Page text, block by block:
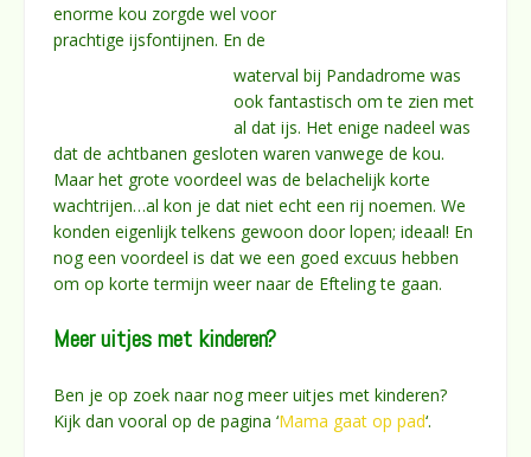
enorme kou zorgde wel voor
prachtige ijsfontijnen. En de
waterval bij Pandadrome was
ook fantastisch om te zien met
al dat ijs. Het enige nadeel was
dat de achtbanen gesloten waren vanwege de kou.
Maar het grote voordeel was de belachelijk korte
wachtrijen…al kon je dat niet echt een rij noemen. We
konden eigenlijk telkens gewoon door lopen; ideaal! En
nog een voordeel is dat we een goed excuus hebben
om op korte termijn weer naar de Efteling te gaan.
Meer uitjes met kinderen?
Ben je op zoek naar nog meer uitjes met kinderen?
Kijk dan vooral op de pagina ‘Mama gaat op pad‘.